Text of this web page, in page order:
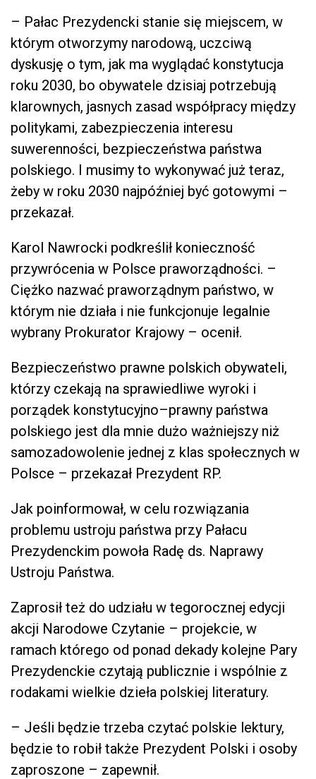
– Pałac Prezydencki stanie się miejscem, w
którym otworzymy narodową, uczciwą
dyskusję o tym, jak ma wyglądać konstytucja
roku 2030, bo obywatele dzisiaj potrzebują
klarownych, jasnych zasad współpracy między
politykami, zabezpieczenia interesu
suwerenności, bezpieczeństwa państwa
polskiego. I musimy to wykonywać już teraz,
żeby w roku 2030 najpóźniej być gotowymi –
przekazał.
Karol Nawrocki podkreślił konieczność
przywrócenia w Polsce praworządności. –
Ciężko nazwać praworządnym państwo, w
którym nie działa i nie funkcjonuje legalnie
wybrany Prokurator Krajowy – ocenił.
Bezpieczeństwo prawne polskich obywateli,
którzy czekają na sprawiedliwe wyroki i
porządek konstytucyjno–prawny państwa
polskiego jest dla mnie dużo ważniejszy niż
samozadowolenie jednej z klas społecznych w
Polsce – przekazał Prezydent RP.
Jak poinformował, w celu rozwiązania
problemu ustroju państwa przy Pałacu
Prezydenckim powoła Radę ds. Naprawy
Ustroju Państwa.
Zaprosił też do udziału w tegorocznej edycji
akcji Narodowe Czytanie – projekcie, w
ramach którego od ponad dekady kolejne Pary
Prezydenckie czytają publicznie i wspólnie z
rodakami wielkie dzieła polskiej literatury.
– Jeśli będzie trzeba czytać polskie lektury,
będzie to robił także Prezydent Polski i osoby
zaproszone – zapewnił.